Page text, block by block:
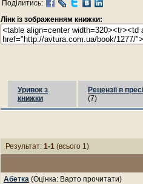
Поділитись:
Лінк із зображенням книжки:
Уривок з
книжки
Рецензії в пресі
(7)
Результат: 1-1 (всього 1)
Абетка (Оцінка: Варто прочитати)